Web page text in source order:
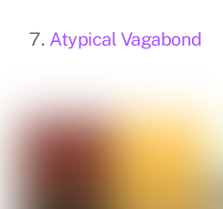
Atypical Vagabond